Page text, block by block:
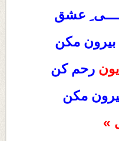
عشق
مکن
رحم کن
مکن
»